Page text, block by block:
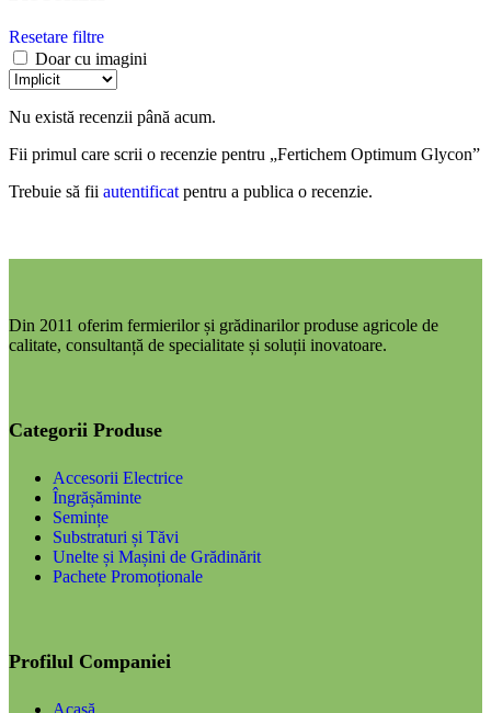
Resetare filtre
Doar cu imagini
Nu există recenzii până acum.
Fii primul care scrii o recenzie pentru „Fertichem Optimum Glycon”
Trebuie să fii autentificatpentru a publica o recenzie.
Din 2011 oferim fermierilor și grădinarilor produse agricole de
calitate, consultanță de specialitate și soluții inovatoare.
Categorii Produse
Accesorii Electrice
Îngrășăminte
Semințe
Substraturi și Tăvi
Unelte și Mașini de Grădinărit
Pachete Promoționale
Profilul Companiei